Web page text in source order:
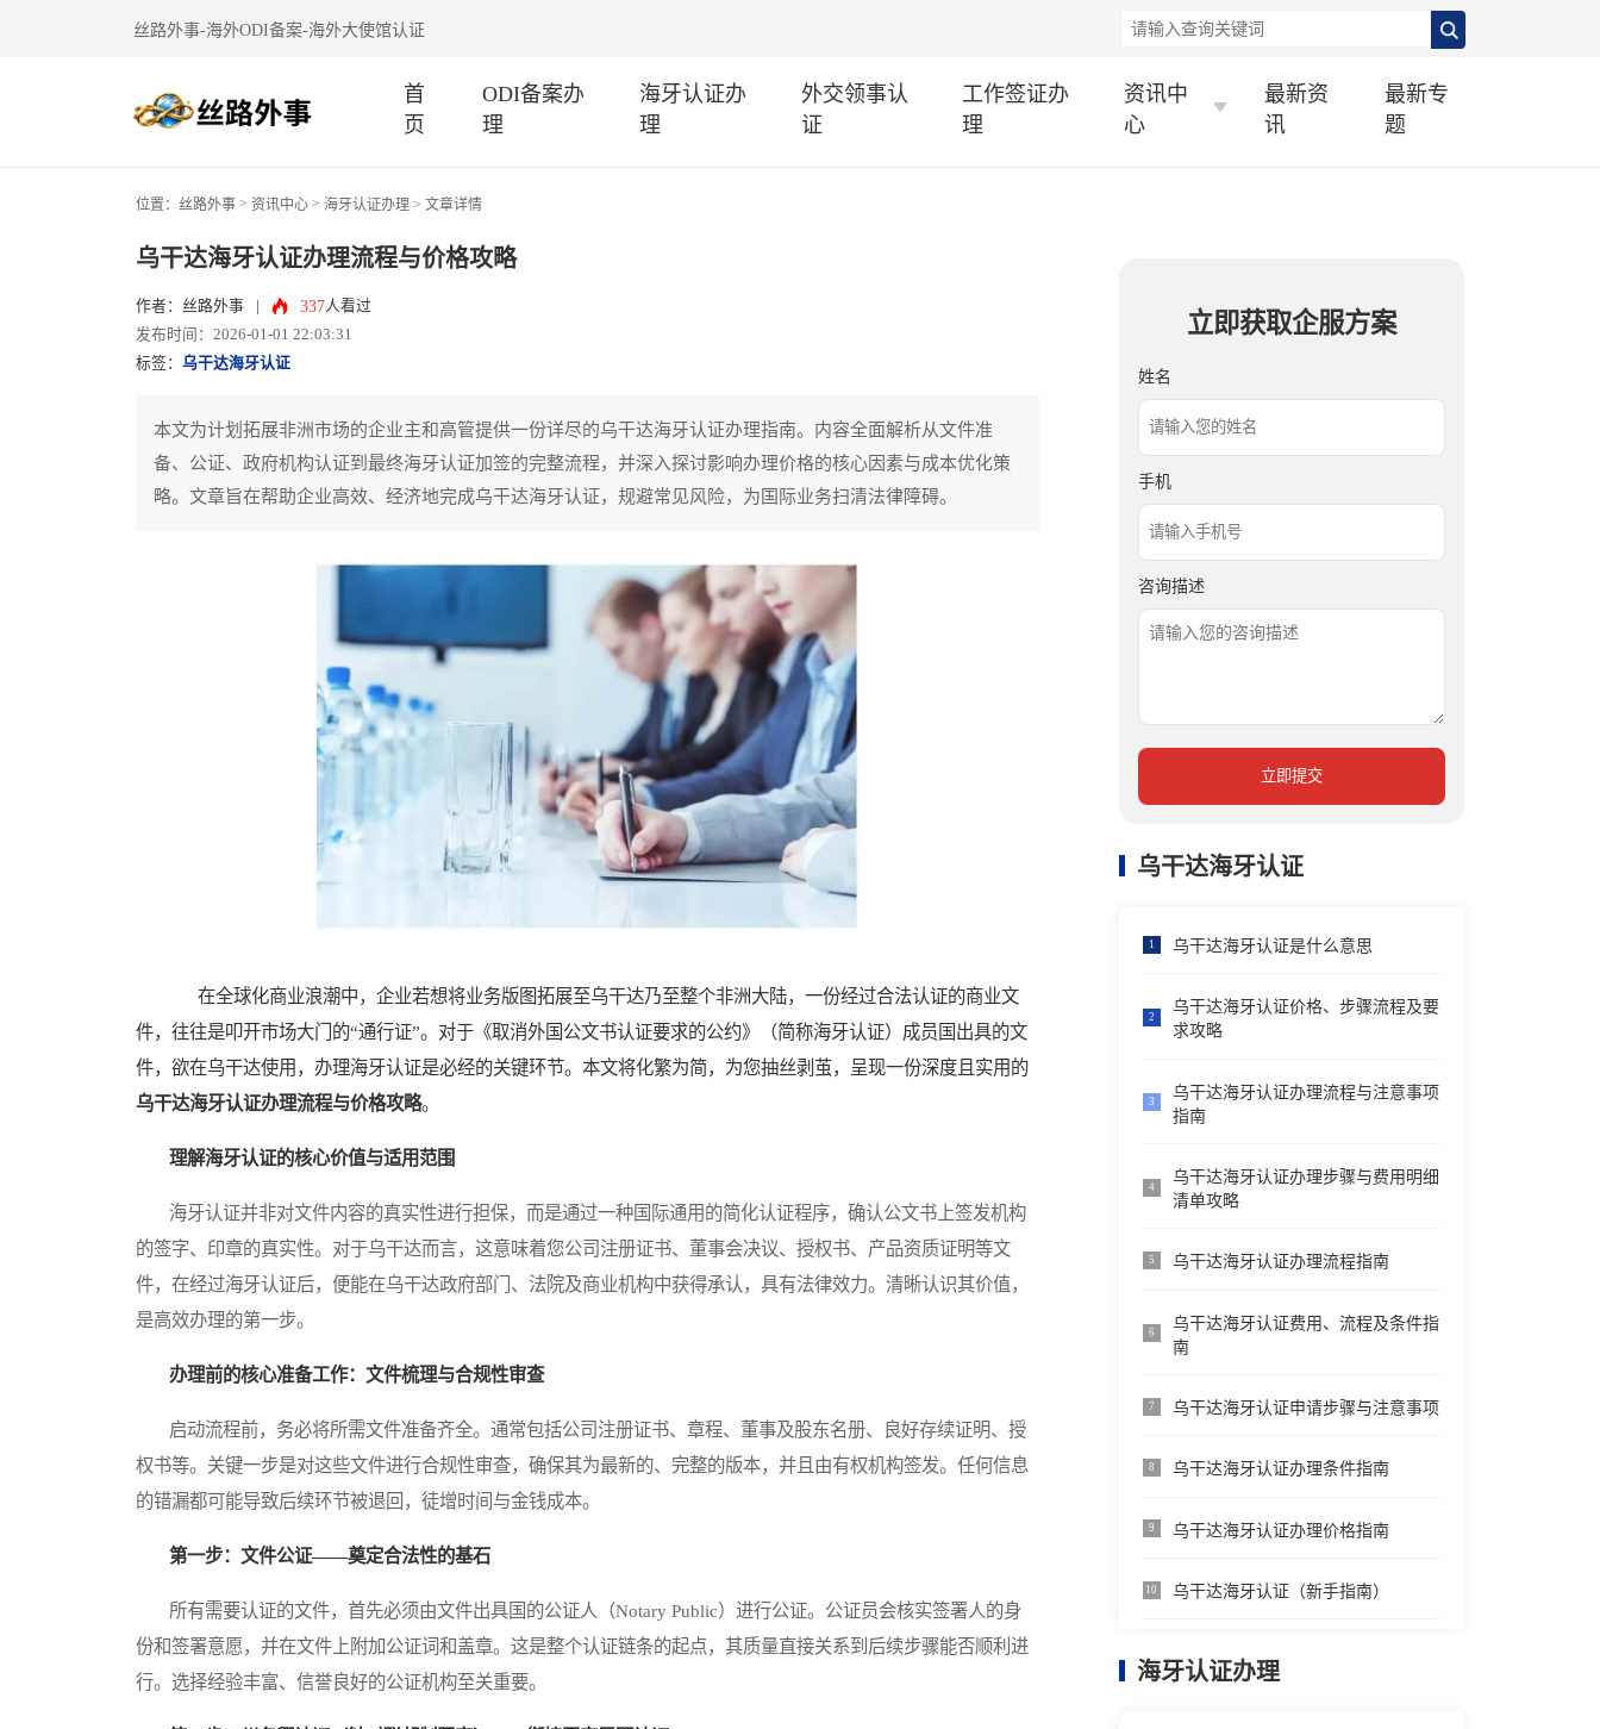
丝路外事-海外ODI备案-海外大使馆认证
首
页
ODI备案办
理
海牙认证办
理
外交领事认
证
工作签证办
理
资讯中
心
最新资
讯
最新专
题
位置： 丝路外事 > 资讯中心 > 海牙认证办理 > 文章详情
乌干达海牙认证办理流程与价格攻略
作者：丝路外事 337人看过
发布时间：2026-01-01 22:03:31
标签： 乌干达海牙认证
本文为计划拓展非洲市场的企业主和高管提供一份详尽的乌干达海牙认证办理指南。内容全面解析从文件准
备、公证、政府机构认证到最终海牙认证加签的完整流程，并深入探讨影响办理价格的核心因素与成本优化策
略。文章旨在帮助企业高效、经济地完成乌干达海牙认证，规避常见风险，为国际业务扫清法律障碍。
在全球化商业浪潮中，企业若想将业务版图拓展至乌干达乃至整个非洲大陆，一份经过合法认证的商业文
件，往往是叩开市场大门的“通行证”。对于《取消外国公文书认证要求的公约》（简称海牙认证）成员国出具的文
件，欲在乌干达使用，办理海牙认证是必经的关键环节。本文将化繁为简，为您抽丝剥茧，呈现一份深度且实用的
乌干达海牙认证办理流程与价格攻略。
理解海牙认证的核心价值与适用范围
海牙认证并非对文件内容的真实性进行担保，而是通过一种国际通用的简化认证程序，确认公文书上签发机构
的签字、印章的真实性。对于乌干达而言，这意味着您公司注册证书、董事会决议、授权书、产品资质证明等文
件，在经过海牙认证后，便能在乌干达政府部门、法院及商业机构中获得承认，具有法律效力。清晰认识其价值，
是高效办理的第一步。
办理前的核心准备工作：文件梳理与合规性审查
启动流程前，务必将所需文件准备齐全。通常包括公司注册证书、章程、董事及股东名册、良好存续证明、授
权书等。关键一步是对这些文件进行合规性审查，确保其为最新的、完整的版本，并且由有权机构签发。任何信息
的错漏都可能导致后续环节被退回，徒增时间与金钱成本。
第一步：文件公证——奠定合法性的基石
所有需要认证的文件，首先必须由文件出具国的公证人（Notary Public）进行公证。公证员会核实签署人的身
份和签署意愿，并在文件上附加公证词和盖章。这是整个认证链条的起点，其质量直接关系到后续步骤能否顺利进
行。选择经验丰富、信誉良好的公证机构至关重要。
立即获取企服方案
姓名
手机
咨询描述
立即提交
乌干达海牙认证
1 乌干达海牙认证是什么意思
2
乌干达海牙认证价格、步骤流程及要
求攻略
3
乌干达海牙认证办理流程与注意事项
指南
4
乌干达海牙认证办理步骤与费用明细
清单攻略
5 乌干达海牙认证办理流程指南
6
乌干达海牙认证费用、流程及条件指
南
7 乌干达海牙认证申请步骤与注意事项
8 乌干达海牙认证办理条件指南
9 乌干达海牙认证办理价格指南
10 乌干达海牙认证（新手指南）
海牙认证办理